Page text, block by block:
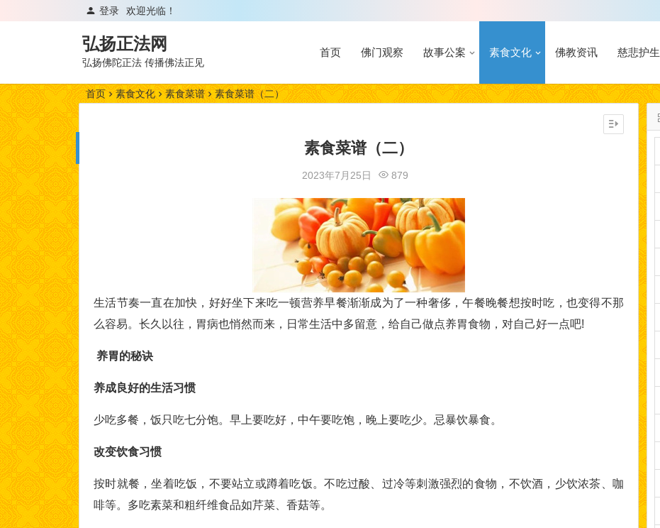
欢迎光临！
登录
弘扬正法网
弘扬佛陀正法 传播佛法正见
首页 佛门观察 故事公案 素食文化 佛教资讯 慈悲护生
首页 素食文化 素食菜谱 素食菜谱（二）
素食菜谱（二）
2023年7月25日 879
生活节奏一直在加快，好好坐下来吃一顿营养早餐渐渐成为了一种奢侈，午餐晚餐想按时吃，也变得不那
么容易。长久以往，胃病也悄然而来，日常生活中多留意，给自己做点养胃食物，对自己好一点吧!
养胃的秘诀
养成良好的生活习惯
少吃多餐，饭只吃七分饱。早上要吃好，中午要吃饱，晚上要吃少。忌暴饮暴食。
改变饮食习惯
按时就餐，坐着吃饭，不要站立或蹲着吃饭。不吃过酸、过冷等刺激强烈的食物，不饮酒，少饮浓茶、咖
啡等。多吃素菜和粗纤维食品如芹菜、香菇等。